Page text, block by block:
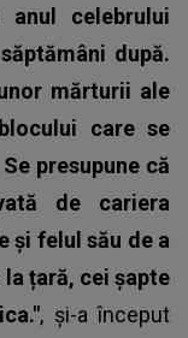
celebrului
după.
mărturii ale
care se
presupune că
de cariera
și felul său de a
țară, cei șapte
, și-a început